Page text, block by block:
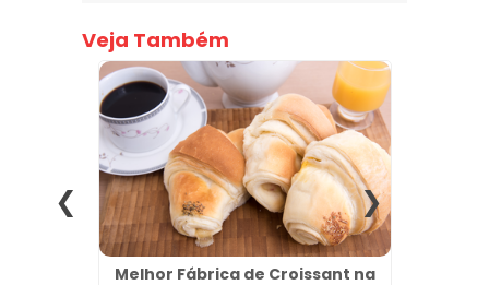
Veja Também
Melhor Fábrica de Croissant na